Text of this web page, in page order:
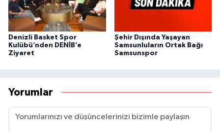
Denizli Basket Spor
Kulübü’nden DENİB’e
Ziyaret
Şehir Dışında Yaşayan
Samsunluların Ortak Bağı
Samsunspor
Yorumlar